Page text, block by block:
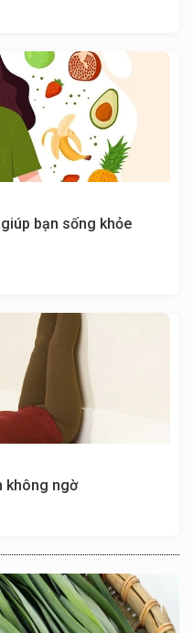
bạn sống khỏe
không ngờ